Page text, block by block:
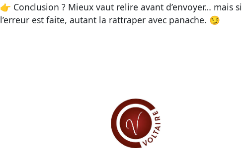
👉 Conclusion ? Mieux vaut relire avant d’envoyer… mais si
l’erreur est faite, autant la rattraper avec panache. 😏